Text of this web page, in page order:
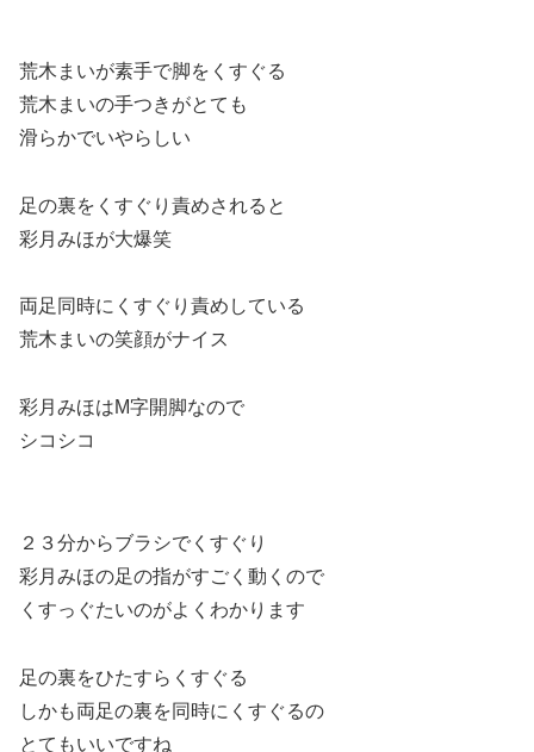
荒木まいが素手で脚をくすぐる
荒木まいの手つきがとても
滑らかでいやらしい
足の裏をくすぐり責めされると
彩月みほが大爆笑
両足同時にくすぐり責めしている
荒木まいの笑顔がナイス
彩月みほはM字開脚なので
シコシコ
２３分からブラシでくすぐり
彩月みほの足の指がすごく動くので
くすっぐたいのがよくわかります
足の裏をひたすらくすぐる
しかも両足の裏を同時にくすぐるの
とてもいいですね